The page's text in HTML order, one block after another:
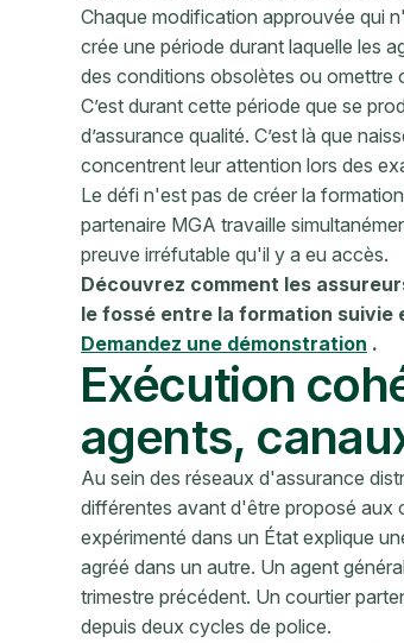
Chaque modification approuvée qui
crée une période durant laquelle les
des conditions obsolètes ou omettre
C’est durant cette période que se
d’assurance qualité. C’est là que
concentrent leur attention lors des
Le défi n'est pas de créer la
partenaire MGA travaille
preuve irréfutable qu'il y a eu accès.
Découvrez comment les
le fossé entre la formation suivie
Demandez une démonstration .
Exécution
agents,
Au sein des réseaux d'assurance
différentes avant d'être proposé aux
expérimenté dans un État explique
agréé dans un autre. Un agent
trimestre précédent. Un courtier
depuis deux cycles de police.